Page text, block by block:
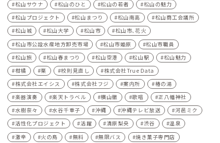
松山サウナ
松山のひと 松山の若者
松山の魅力
松山プロジェクト
松山まつり 松山南高
松山商工会議所
松山城
松山大学 松山市
松山市､花火
松山市公設水産地方卸売市場
松山市姫原
松山市職員
松山旅
松山春まつり 松山空港 松山駅
松山魅力
柑橘
栗 校則見直し
株式会社True Data
株式会社エイシス
株式会社フジ 案内所
椿の湯
楽器演奏
楽天トラベル 横山徹 歌唱
正八幡神社
水樹奈々
水谷千重子 沖縄 沖縄テレビ放送
河⾢ミク
活性化プロジェクト
活躍 清原梨央 渋谷
温泉
激辛
火の鳥 無料 無限バス
焼き菓子専門店